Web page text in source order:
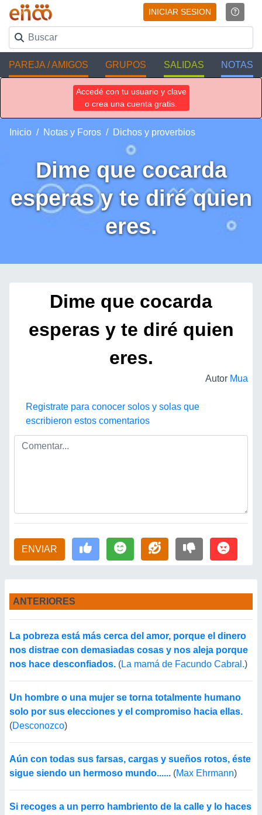
INICIAR SESION
PAREJA / AMIGOS GRUPOS SALIDAS NOTAS
Accedé con tu usuario y clave
o crea una cuenta gratis.
Inicio Notas y Foros Dichos y proverbios
Dime que cocarda
esperas y te diré quien
eres.
Dime que cocarda
esperas y te diré quien
eres.
Autor Mua
Registrate para conocer solos y solas que
escribieron estos comentarios
ENVIAR
ANTERIORES
La pobreza está más cerca del amor, porque el dinero
nos distrae con demasiadas cosas y nos aleja porque
nos hace desconfiados. (La mamá de Facundo Cabral.)
Un hombre o una mujer se torna totalmente humano
solo por sus elecciones y el compromiso hacia ellas.
(Desconozco)
Aún con todas sus farsas, cargas y sueños rotos, éste
sigue siendo un hermoso mundo...... (Max Ehrmann)
Si recoges a un perro hambriento de la calle y lo haces